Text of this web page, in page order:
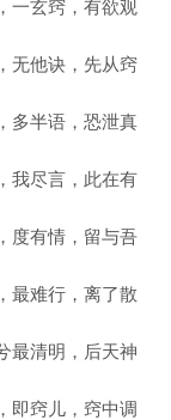
一玄窍，有欲观
无他诀，先从窍
多半语，恐泄真
我尽言，此在有
度有情，留与吾
最难行，离了散
最清明，后天神
即窍儿，窍中调